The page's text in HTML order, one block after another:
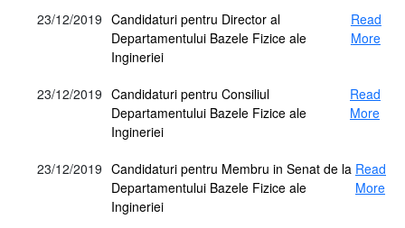
23/12/2019 Candidaturi pentru Director al
Departamentului Bazele Fizice ale
Ingineriei
Read
More
23/12/2019 Candidaturi pentru Consiliul
Departamentului Bazele Fizice ale
Ingineriei
Read
More
23/12/2019 Candidaturi pentru Membru in Senat de la
Departamentului Bazele Fizice ale
Ingineriei
Read
More